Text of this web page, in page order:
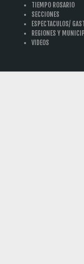
TIEMPO ROSARIO
SECCIONES
ESPECTACULOS/
REGIONES Y
VIDEOS